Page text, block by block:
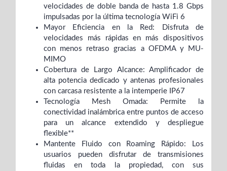
velocidades de doble banda de hasta 1.8 Gbps
impulsadas por la última tecnología WiFi 6
Mayor Eficiencia en la Red: Disfruta de
velocidades más rápidas en más dispositivos
con menos retraso gracias a OFDMA y MU-
MIMO
Cobertura de Largo Alcance: Amplificador de
alta potencia dedicado y antenas profesionales
con carcasa resistente a la intemperie IP67
Tecnología Mesh Omada: Permite la
conectividad inalámbrica entre puntos de acceso
para un alcance extendido y despliegue
flexible**
Mantente Fluido con Roaming Rápido: Los
usuarios pueden disfrutar de transmisiones
fluidas en toda la propiedad, con sus